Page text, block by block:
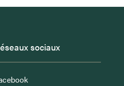
sociaux